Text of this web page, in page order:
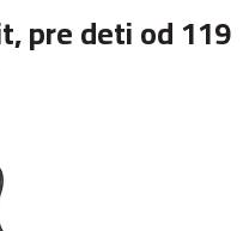
pre deti od 119